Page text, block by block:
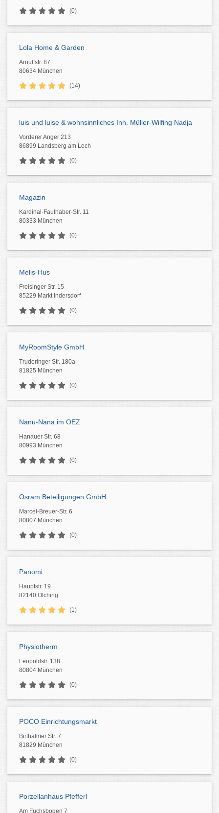
(0)
Lola Home & Garden
Arnulfstr. 87
80634 München
(14)
luis und luise & wohnsinnliches Inh. Müller-Wilfing Nadja
Vorderer Anger 213
86899 Landsberg am Lech
(0)
Magazin
Kardinal-Faulhaber-Str. 11
80333 München
(0)
Melis-Hus
Freisinger Str. 15
85229 Markt Indersdorf
(0)
MyRoomStyle GmbH
Truderinger Str. 180a
81825 München
(0)
Nanu-Nana im OEZ
Hanauer Str. 68
80993 München
(0)
Osram Beteiligungen GmbH
Marcel-Breuer-Str. 6
80807 München
(0)
Panomi
Hauptstr. 19
82140 Olching
(1)
Physiotherm
Leopoldstr. 138
80804 München
(0)
POCO Einrichtungsmarkt
Birthälmer Str. 7
81829 München
(0)
Porzellanhaus Pfefferl
Am Fuchsbogen 7